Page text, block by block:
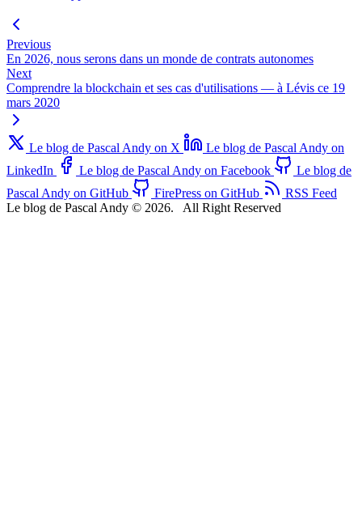
Previous
En 2026, nous serons dans un monde de contrats autonomes
Next
Comprendre la blockchain et ses cas d'utilisations — à Lévis ce 19
mars 2020
Le blog de Pascal Andy on X
Le blog de Pascal Andy on
LinkedIn
Le blog de Pascal Andy on Facebook
Le blog de
Pascal Andy on GitHub
FirePress on GitHub
RSS Feed
Le blog de Pascal Andy © 2026.
All Right Reserved